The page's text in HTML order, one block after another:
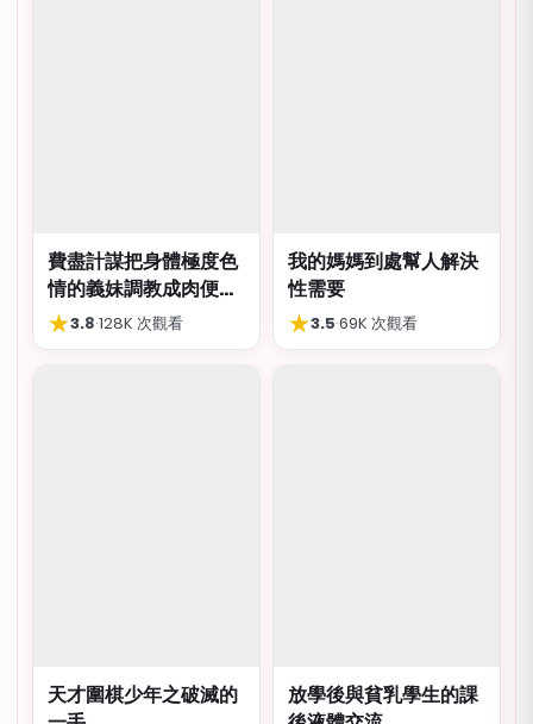
費盡計謀把身體極度色
情的義妹調教成肉便
器，結局卻出人意外
★3.8·128K 次觀看
我的媽媽到處幫人解決
性需要
★3.5·69K 次觀看
天才圍棋少年之破滅的
放學後與貧乳學生的課